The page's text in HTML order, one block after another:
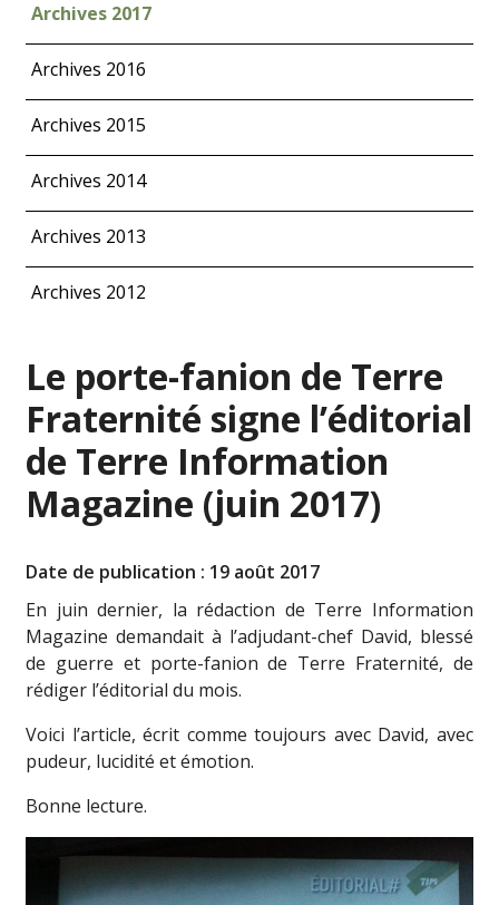
Archives 2017
Archives 2016
Archives 2015
Archives 2014
Archives 2013
Archives 2012
Le porte-fanion de Terre
Fraternité signe l’éditorial
de Terre Information
Magazine (juin 2017)
Date de publication : 19 août 2017
En juin dernier, la rédaction de Terre Information
Magazine demandait à l’adjudant-chef David, blessé
de guerre et porte-fanion de Terre Fraternité, de
rédiger l’éditorial du mois.
Voici l’article, écrit comme toujours avec David, avec
pudeur, lucidité et émotion.
Bonne lecture.